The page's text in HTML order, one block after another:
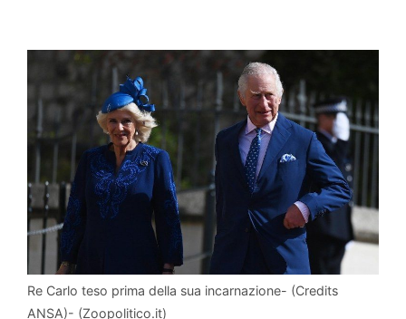
Re Carlo teso prima della sua incarnazione- (Credits
ANSA)- (Zoopolitico.it)